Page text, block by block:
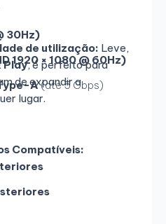
de utilização: Leve,
Play, é perfeito para
de expandir a
lugar.
30Hz)
1920 × 1080 @ 60Hz)
A(até 5 Gbps)
Compatíveis: